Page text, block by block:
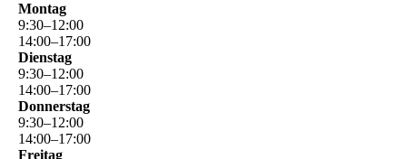
Montag
9:30–12:00
14:00–17:00
Dienstag
9:30–12:00
14:00–17:00
Donnerstag
9:30–12:00
14:00–17:00
Freitag